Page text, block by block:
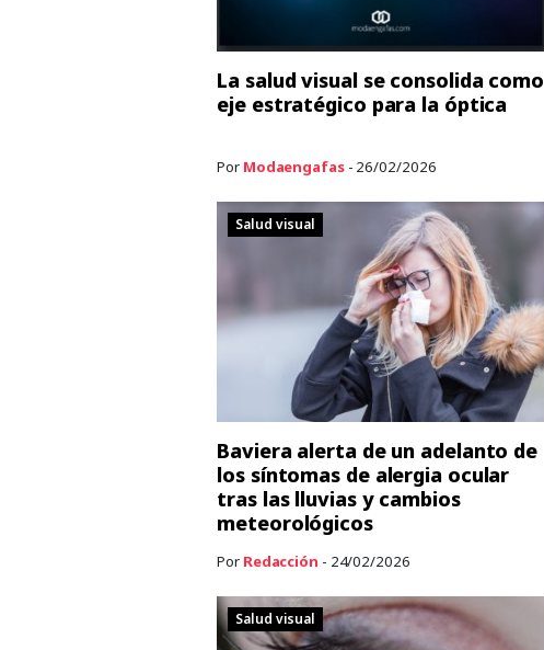
La salud visual se consolida como
eje estratégico para la óptica
Por Modaengafas- 26/02/2026
Salud visual
Baviera alerta de un adelanto de
los síntomas de alergia ocular
tras las lluvias y cambios
meteorológicos
Por Redacción - 24/02/2026
Salud visual